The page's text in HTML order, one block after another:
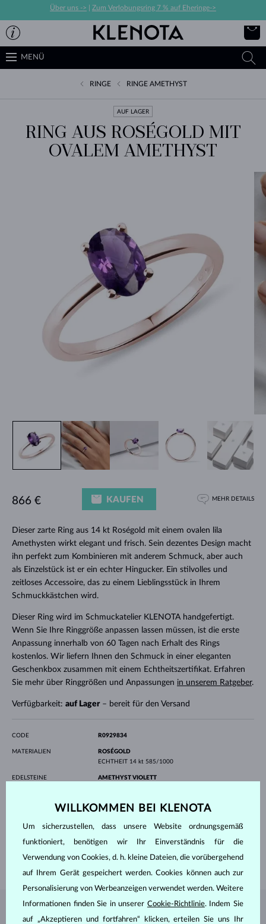
Über uns -> Zum Verlobungsring 7 % auf Eheringe->
MENÜ
RINGE RINGE AMETHYST
AUF LAGER
RING AUS ROSÉGOLD MIT
OVALEM AMETHYST
Dieser zarte Ring aus 14 kt Roségold mit einem ovalen lila
Amethysten wirkt elegant und frisch. Sein dezentes Design macht
ihn perfekt zum Kombinieren mit anderem Schmuck, aber auch
als Einzelstück ist er ein echter Hingucker. Ein stilvolles und
zeitloses Accessoire, das zu einem Lieblingsstück in Ihrem
Schmuckkästchen wird.
Dieser Ring wird im Schmuckatelier KLENOTA handgefertigt.
Wenn Sie Ihre Ringgröße anpassen lassen müssen, ist die erste
Anpassung innerhalb von 60 Tagen nach Erhalt des Rings
kostenlos. Wir liefern Ihnen den Schmuck in einer eleganten
Geschenkbox zusammen mit einem Echtheitszertifikat. Erfahren
Sie mehr über Ringgrößen und Anpassungen in unserem Ratgeber.
Verfügbarkeit: auf Lager– bereit für den Versand
866 € KAUFEN MEHR DETAILS
CODE R0929834
MATERIALIEN
ROSÉGOLD
ECHTHEIT 14 kt 585/1000
EDELSTEINE
AMETHYST VIOLETT
BREITE
5.00 mm
GEWICHT0.700 ct
BREITE 1.70 mm
GEWICHT 1.80 g
SCHMUCK AUS DEM KLENOTA ATELIER
WILLKOMMEN BEI KLENOTA
Um sicherzustellen, dass unsere Website ordnungsgemäß
funktioniert, benötigen wir Ihr Einverständnis für die
Verwendung von Cookies, d. h. kleine Dateien, die vorübergehend
auf Ihrem Gerät gespeichert werden. Cookies können auch zur
Personalisierung von Werbeanzeigen verwendet werden. Weitere
Informationen finden Sie in unserer Cookie-Richtlinie. Indem Sie
auf „Akzeptieren und fortfahren“ klicken, erteilen Sie uns Ihr